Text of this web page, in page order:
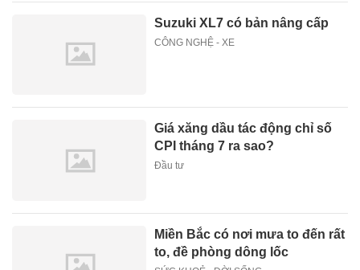
Suzuki XL7 có bản nâng cấp
CÔNG NGHỆ - XE
Giá xăng dầu tác động chỉ số
CPI tháng 7 ra sao?
Đầu tư
Miền Bắc có nơi mưa to đến rất
to, đề phòng dông lốc